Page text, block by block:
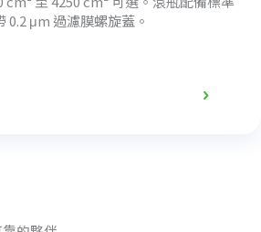
0.2 μm 過濾膜螺旋蓋。